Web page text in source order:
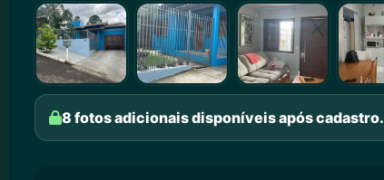
8 fotos adicionais disponíveis após cadastro.